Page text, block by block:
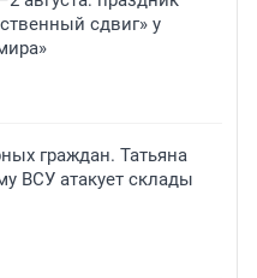
сдвиг» у
граждан. Татьяна
ВСУ атакует склады